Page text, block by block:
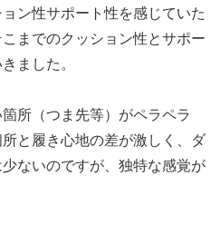
ン性サポート性を感じていた
までのクッション性とサポー
ました。
所（つま先等）がペラペラ
と履き心地の差が激しく、ダ
ないのですが、独特な感覚が